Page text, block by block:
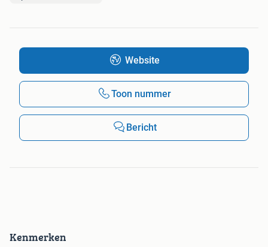
Kenmerken
Website
Toon nummer
Bericht